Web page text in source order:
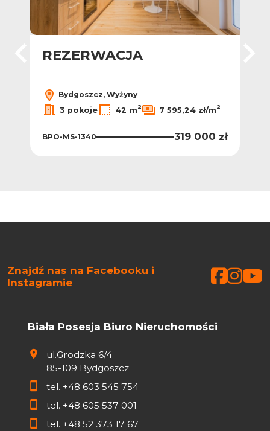
REZERWACJA
Bydgoszcz, Wyżyny
3 pokoje
42 m2 7 595,24 zł/m2
BPO-MS-1340 319 000 zł
Znajdź nas na Facebooku i
Instagramie
Biała Posesja Biuro Nieruchomości
ul.Grodzka 6/4
85-109 Bydgoszcz
tel. +48 603 545 754
tel. +48 605 537 001
tel. +48 52 373 17 67